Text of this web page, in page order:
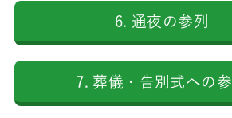
6. 通夜の参列
7. 葬儀・告別式への参